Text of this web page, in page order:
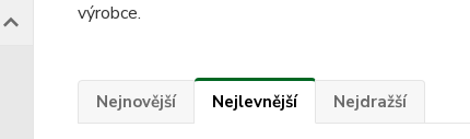
výrobce.
Nejnovější Nejlevnější Nejdražší